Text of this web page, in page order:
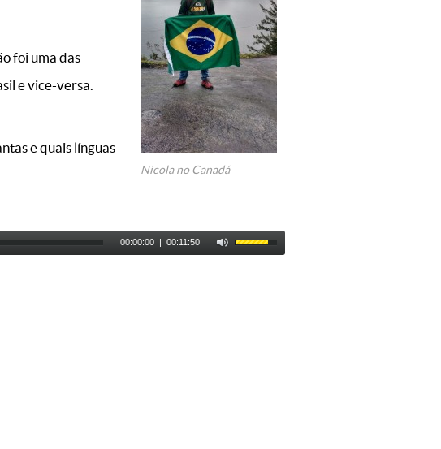
Nicola no Canadá
foi uma das
e vice-versa.
e quais línguas
00:00:00 | 00:11:50